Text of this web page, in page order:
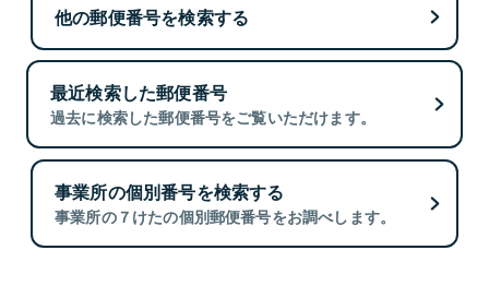
他の郵便番号を検索する
最近検索した郵便番号
過去に検索した郵便番号をご覧いただけます。
事業所の個別番号を検索する
事業所の７けたの個別郵便番号をお調べします。